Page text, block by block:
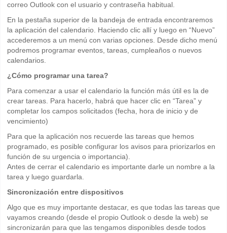
correo Outlook con el usuario y contraseña habitual.
En la pestaña superior de la bandeja de entrada encontraremos
la aplicación del calendario. Haciendo clic allí y luego en “Nuevo”
accederemos a un menú con varias opciones. Desde dicho menú
podremos programar eventos, tareas, cumpleaños o nuevos
calendarios.
¿Cómo programar una tarea?
Para comenzar a usar el calendario la función más útil es la de
crear tareas. Para hacerlo, habrá que hacer clic en “Tarea” y
completar los campos solicitados (fecha, hora de inicio y de
vencimiento)
Para que la aplicación nos recuerde las tareas que hemos
programado, es posible configurar los avisos para priorizarlos en
función de su urgencia o importancia).
Antes de cerrar el calendario es importante darle un nombre a la
tarea y luego guardarla.
Sincronización entre dispositivos
Algo que es muy importante destacar, es que todas las tareas que
vayamos creando (desde el propio Outlook o desde la web) se
sincronizarán para que las tengamos disponibles desde todos